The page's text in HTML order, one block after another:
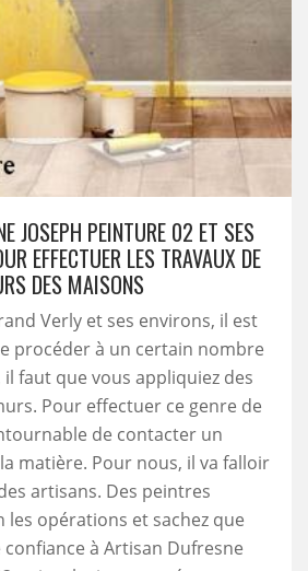
JOSEPH PEINTURE 02 ET SES
EFFECTUER LES TRAVAUX DE
DES MAISONS
Verly et ses environs, il est
procéder à un certain nombre
il faut que vous appliquiez des
Pour effectuer ce genre de
de contacter un
matière. Pour nous, il va falloir
artisans. Des peintres
les opérations et sachez que
à Artisan Dufresne